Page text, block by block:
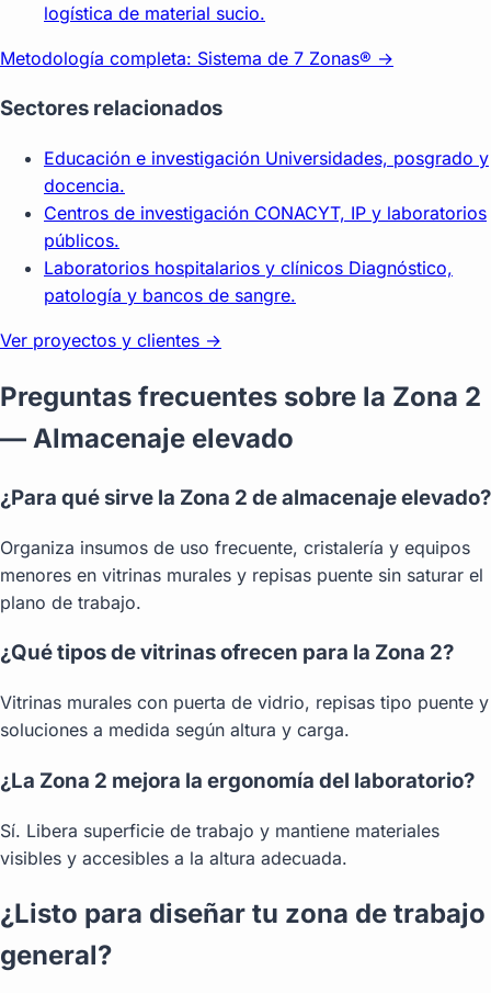
logística de material sucio.
Metodología completa: Sistema de 7 Zonas® →
Sectores relacionados
Educación e investigación Universidades, posgrado y
docencia.
Centros de investigación CONACYT, IP y laboratorios
públicos.
Laboratorios hospitalarios y clínicos Diagnóstico,
patología y bancos de sangre.
Ver proyectos y clientes →
Preguntas frecuentes sobre la Zona 2
— Almacenaje elevado
¿Para qué sirve la Zona 2 de almacenaje elevado?
Organiza insumos de uso frecuente, cristalería y equipos
menores en vitrinas murales y repisas puente sin saturar el
plano de trabajo.
¿Qué tipos de vitrinas ofrecen para la Zona 2?
Vitrinas murales con puerta de vidrio, repisas tipo puente y
soluciones a medida según altura y carga.
¿La Zona 2 mejora la ergonomía del laboratorio?
Sí. Libera superficie de trabajo y mantiene materiales
visibles y accesibles a la altura adecuada.
¿Listo para diseñar tu zona de trabajo
general?